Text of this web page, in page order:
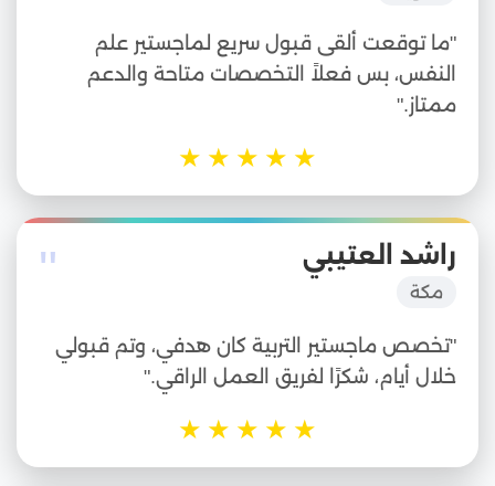
"ما توقعت ألقى قبول سريع لماجستير علم
النفس، بس فعلاً التخصصات متاحة والدعم
ممتاز."
★
★
★
★
★
" راشد العتيبي
مكة
"تخصص ماجستير التربية كان هدفي، وتم قبولي
خلال أيام، شكرًا لفريق العمل الراقي."
★
★
★
★
★